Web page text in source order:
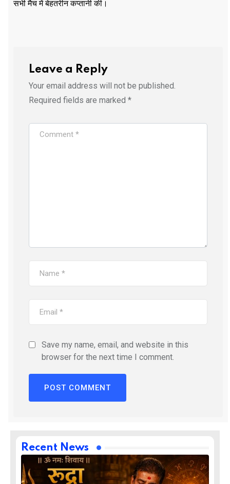
सभी मैच में बेहतरीन कप्तानी की।
Leave a Reply
Your email address will not be published.
Required fields are marked *
Save my name, email, and website in this
browser for the next time I comment.
Recent News